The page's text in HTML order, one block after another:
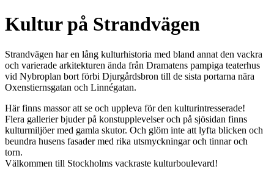
Kultur på Strandvägen
Strandvägen har en lång kulturhistoria med bland annat den vackra
och varierade arkitekturen ända från Dramatens pampiga teaterhus
vid Nybroplan bort förbi Djurgårdsbron till de sista portarna nära
Oxenstiernsgatan och Linnégatan.
Här finns massor att se och uppleva för den kulturintresserade!
Flera gallerier bjuder på konstupplevelser och på sjösidan finns
kulturmiljöer med gamla skutor. Och glöm inte att lyfta blicken och
beundra husens fasader med rika utsmyckningar och tinnar och
torn.
Välkommen till Stockholms vackraste kulturboulevard!